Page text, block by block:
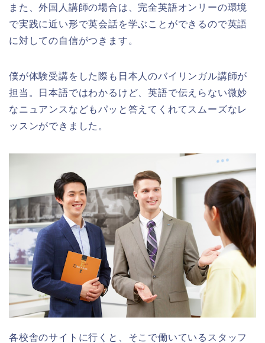
また、外国人講師の場合は、完全英語オンリーの環境
で実践に近い形で英会話を学ぶことができるので英語
に対しての自信がつきます。
僕が体験受講をした際も日本人のバイリンガル講師が
担当。日本語ではわかるけど、英語で伝えらない微妙
なニュアンスなどもパッと答えてくれてスムーズなレ
ッスンができました。
各校舎のサイトに行くと、そこで働いているスタッフ